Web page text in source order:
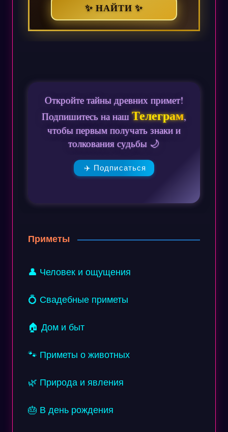
✨ НАЙТИ ✨
Откройте тайны древних примет!
Подпишитесь на нашТелеграм,
чтобы первым получать знаки и
толкования судьбы 🌙
✈️ Подписаться
Приметы
👤 Человек и ощущения
💍 Свадебные приметы
🏠 Дом и быт
🐾 Приметы о животных
🌿 Природа и явления
🎂 В день рождения